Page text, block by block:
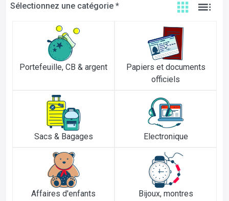
Sélectionnez une catégorie *
Portefeuille, CB & argent
Papiers et documents
officiels
Sacs & Bagages Electronique
Affaires d'enfants Bijoux, montres